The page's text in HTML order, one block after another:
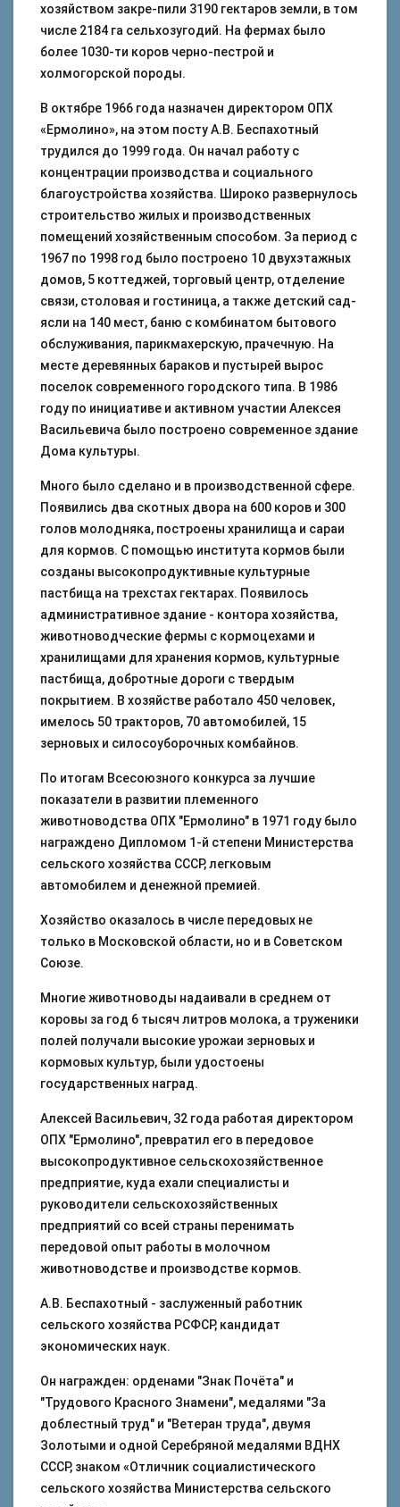
хозяйством закре-пили 3190 гектаров земли, в том
числе 2184 га сельхозугодий. На фермах было
более 1030-ти коров черно-пестрой и
холмогорской породы.
В октябре 1966 года назначен директором ОПХ
«Ермолино», на этом посту А.В. Беспахотный
трудился до 1999 года. Он начал работу с
концентрации производства и социального
благоустройства хозяйства. Широко развернулось
строительство жилых и производственных
помещений хозяйственным способом. За период с
1967 по 1998 год было построено 10 двухэтажных
домов, 5 коттеджей, торговый центр, отделение
связи, столовая и гостиница, а также детский сад-
ясли на 140 мест, баню с комбинатом бытового
обслуживания, парикмахерскую, прачечную. На
месте деревянных бараков и пустырей вырос
поселок современного городского типа. В 1986
году по инициативе и активном участии Алексея
Васильевича было построено современное здание
Дома культуры.
Много было сделано и в производственной сфере.
Появились два скотных двора на 600 коров и 300
голов молодняка, построены хранилища и сараи
для кормов. С помощью института кормов были
созданы высокопродуктивные культурные
пастбища на трехстах гектарах. Появилось
административное здание - контора хозяйства,
животноводческие фермы с кормоцехами и
хранилищами для хранения кормов, культурные
пастбища, добротные дороги с твердым
покрытием. В хозяйстве работало 450 человек,
имелось 50 тракторов, 70 автомобилей, 15
зерновых и силосоуборочных комбайнов.
По итогам Всесоюзного конкурса за лучшие
показатели в развитии племенного
животноводства ОПХ "Ермолино" в 1971 году было
награждено Дипломом 1-й степени Министерства
сельского хозяйства СССР, легковым
автомобилем и денежной премией.
Хозяйство оказалось в числе передовых не
только в Московской области, но и в Советском
Союзе.
Многие животноводы надаивали в среднем от
коровы за год 6 тысяч литров молока, а труженики
полей получали высокие урожаи зерновых и
кормовых культур, были удостоены
государственных наград.
Алексей Васильевич, 32 года работая директором
ОПХ "Ермолино", превратил его в передовое
высокопродуктивное сельскохозяйственное
предприятие, куда ехали специалисты и
руководители сельскохозяйственных
предприятий со всей страны перенимать
передовой опыт работы в молочном
животноводстве и производстве кормов.
А.В. Беспахотный - заслуженный работник
сельского хозяйства РСФСР, кандидат
экономических наук.
Он награжден: орденами "Знак Почёта" и
"Трудового Красного Знамени", медалями "За
доблестный труд" и "Ветеран труда", двумя
Золотыми и одной Серебряной медалями ВДНХ
СССР, знаком «Отличник социалистического
сельского хозяйства Министерства сельского